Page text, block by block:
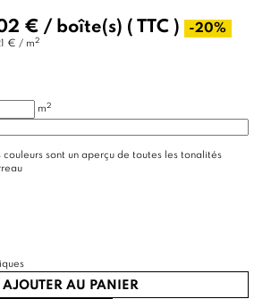
(30 avis)
€ / boîte(s) ( TTC ) -20%
€ / m2
m2
couleurs sont un aperçu de toutes les tonalités
AJOUTER AU PANIER